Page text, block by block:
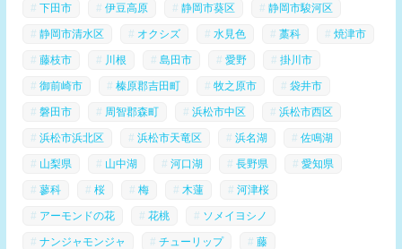
下田市 伊豆高原 静岡市葵区 静岡市駿河区
静岡市清水区 オクシズ 水見色 藁科 焼津市
藤枝市 川根 島田市 愛野 掛川市
御前崎市 榛原郡吉田町 牧之原市 袋井市
磐田市 周智郡森町 浜松市中区 浜松市西区
浜松市浜北区 浜松市天竜区 浜名湖 佐鳴湖
山梨県 山中湖 河口湖 長野県 愛知県
蓼科 桜 梅 木蓮 河津桜
アーモンドの花 花桃 ソメイヨシノ
ナンジャモンジャ チューリップ 藤